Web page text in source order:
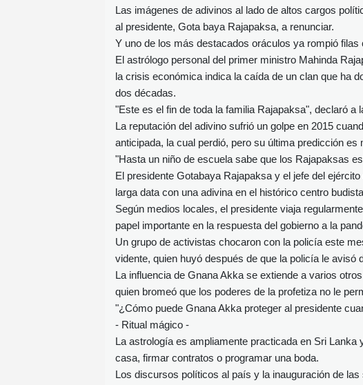
Las imágenes de adivinos al lado de altos cargos
al presidente, Gota baya Rajapaksa, a renunciar.
Y uno de los más destacados oráculos ya rompió filas
El astrólogo personal del primer ministro Mahinda
la crisis económica indica la caída de un clan que ha
dos décadas.
"Este es el fin de toda la familia Rajapaksa", declaró a
La reputación del adivino sufrió un golpe en 2015
anticipada, la cual perdió, pero su última predicción es
"Hasta un niño de escuela sabe que los Rajapaksas
El presidente Gotabaya Rajapaksa y el jefe del
larga data con una adivina en el histórico centro
Según medios locales, el presidente viaja
papel importante en la respuesta del gobierno a la
Un grupo de activistas chocaron con la policía este
vidente, quien huyó después de que la policía le avisó
La influencia de Gnana Akka se extiende a varios
quien bromeó que los poderes de la profetiza no le
"¿Cómo puede Gnana Akka proteger al presidente
- Ritual mágico -
La astrología es ampliamente practicada en Sri
casa, firmar contratos o programar una boda.
Los discursos políticos al país y la inauguración de